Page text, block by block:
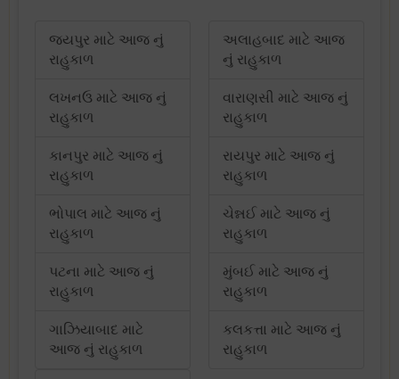
જયપુર માટે આજ નું
રાહુકાળ
લખનઉ માટે આજ નું
રાહુકાળ
કાનપુર માટે આજ નું
રાહુકાળ
ભોપાલ માટે આજ નું
રાહુકાળ
પટના માટે આજ નું
રાહુકાળ
ગાઝિયાબાદ માટે
આજ નું રાહુકાળ
અલાહબાદ માટે આજ
નું રાહુકાળ
વારાણસી માટે આજ નું
રાહુકાળ
રાયપુર માટે આજ નું
રાહુકાળ
ચેન્નઈ માટે આજ નું
રાહુકાળ
મુંબઈ માટે આજ નું
રાહુકાળ
કલકત્તા માટે આજ નું
રાહુકાળ